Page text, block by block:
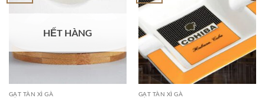
HẾT HÀNG
GẠT TÀN XÌ GÀ GẠT TÀN XÌ GÀ